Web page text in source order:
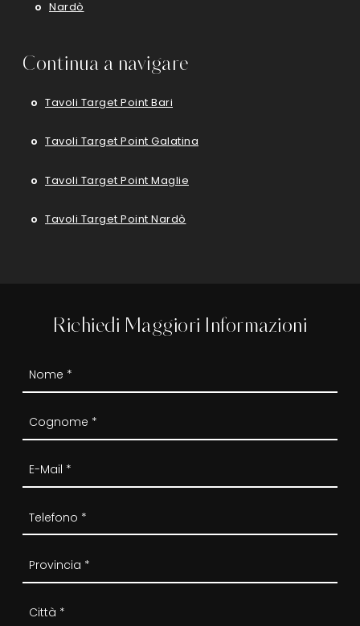
Nardò
Continua a navigare
Tavoli Target Point Bari
Tavoli Target Point Galatina
Tavoli Target Point Maglie
Tavoli Target Point Nardò
Richiedi Maggiori Informazioni